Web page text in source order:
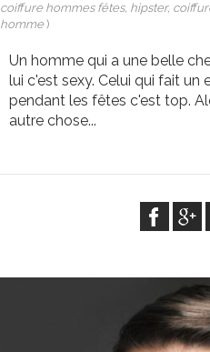
coiffure hommes fêtes, hipster,
homme )
Un homme qui a une belle
lui c'est sexy. Celui qui fait
pendant les fêtes c'est top.
autre chose...